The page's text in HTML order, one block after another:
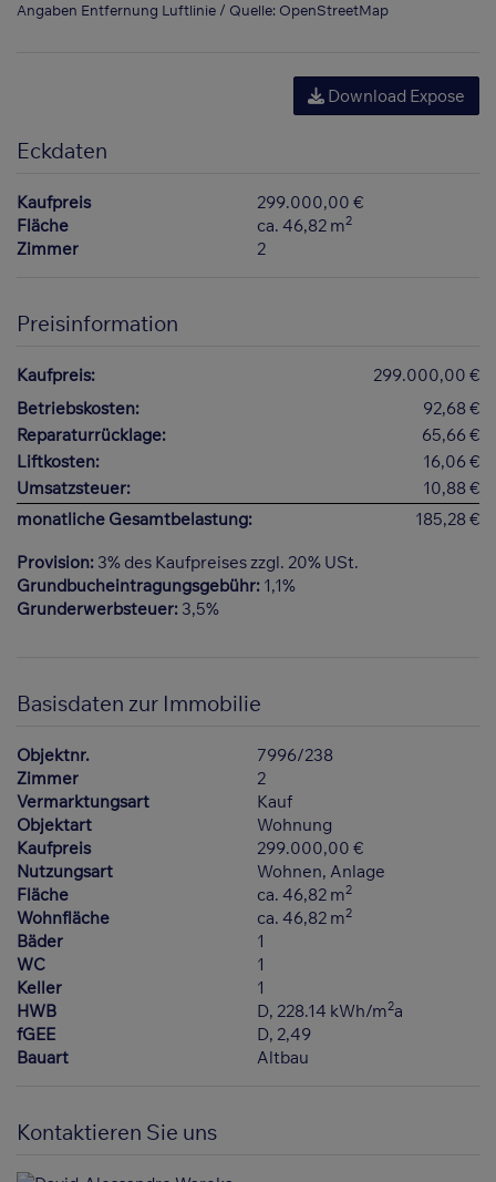
Angaben Entfernung Luftlinie / Quelle: OpenStreetMap
Download Expose
Eckdaten
Kaufpreis
299.000,00 €
Fläche
ca. 46,82 m2
Zimmer 2
Preisinformation
Kaufpreis:
299.000,00 €
Betriebskosten:
92,68 €
Reparaturrücklage:
65,66 €
Liftkosten:
16,06 €
Umsatzsteuer:
10,88 €
monatliche Gesamtbelastung:
185,28 €
Provision: 3% des Kaufpreises zzgl. 20% USt.
Grundbucheintragungsgebühr: 1,1%
Grunderwerbsteuer: 3,5%
Basisdaten zur Immobilie
Objektnr.
7996/238
Zimmer
2
Vermarktungsart
Kauf
Objektart
Wohnung
Kaufpreis
299.000,00 €
Nutzungsart
Wohnen Anlage
Fläche
ca. 46,82 m2
Wohnfläche ca. 46,82 m2
Bäder
1
WC
1
Keller
1
HWB
D, 228.14 kWh/m2a
fGEE
D, 2,49
Bauart
Altbau
Kontaktieren Sie uns